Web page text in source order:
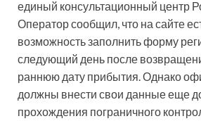
единый консультационный центр
Оператор сообщил, что на сайте
возможность заполнить форму
следующий день после
раннюю дату прибытия. Однако
должны внести свои данные еще
прохождения пограничного